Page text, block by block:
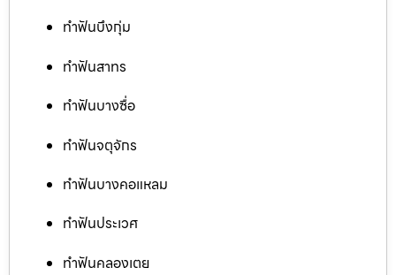
ทำฟันบึงกุ่ม
ทำฟันสาทร
ทำฟันบางซื่อ
ทำฟันจตุจักร
ทำฟันบางคอแหลม
ทำฟันประเวศ
ทำฟันคลองเตย